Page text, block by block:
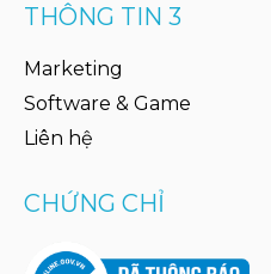
THÔNG TIN 3
Marketing
Software & Game
Liên hệ
CHỨNG CHỈ